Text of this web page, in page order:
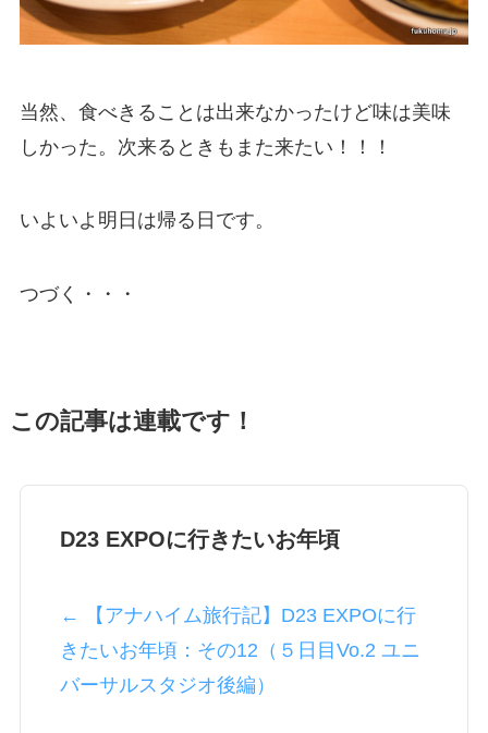
当然、食べきることは出来なかったけど味は美味
しかった。次来るときもまた来たい！！！
いよいよ明日は帰る日です。
つづく・・・
この記事は連載です！
D23 EXPOに行きたいお年頃
← 【アナハイム旅行記】D23 EXPOに行
きたいお年頃：その12（５日目Vo.2 ユニ
バーサルスタジオ後編）